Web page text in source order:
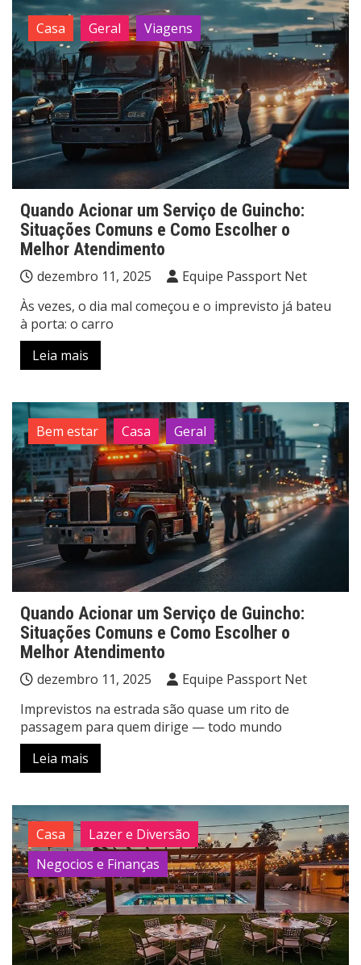
Casa Geral Viagens
Quando Acionar um Serviço de Guincho:
Situações Comuns e Como Escolher o
Melhor Atendimento
dezembro 11, 2025
Equipe Passport Net
Às vezes, o dia mal começou e o imprevisto já bateu
à porta: o carro
Leia mais
Bem estar Casa Geral
Quando Acionar um Serviço de Guincho:
Situações Comuns e Como Escolher o
Melhor Atendimento
dezembro 11, 2025
Equipe Passport Net
Imprevistos na estrada são quase um rito de
passagem para quem dirige — todo mundo
Leia mais
Casa
Lazer e Diversão
Negocios e Finanças